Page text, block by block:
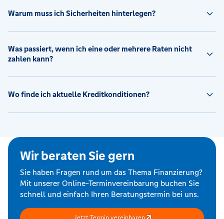
Warum muss ich Sicherheiten hinterlegen?
Was passiert, wenn ich eine oder mehrere Raten nicht
zahlen kann?
Wo finde ich aktuelle Kreditkonditionen?
Wir beraten Sie gern
Sie haben Fragen rund um das Thema Finanzierung?
Mit unserer Online-Terminvereinbarung buchen Sie
schnell und einfach Ihren Beratungstermin bei uns.